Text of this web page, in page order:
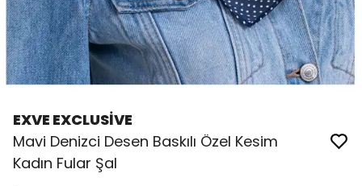
EXVE EXCLUSİVE
Mavi Denizci Desen Baskılı Özel Kesim
Kadın Fular Şal